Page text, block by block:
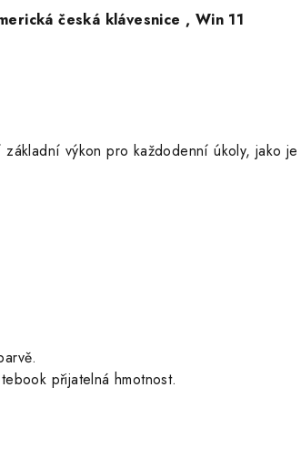
česká klávesnice , Win 11
výkon pro každodenní úkoly, jako
přijatelná hmotnost.